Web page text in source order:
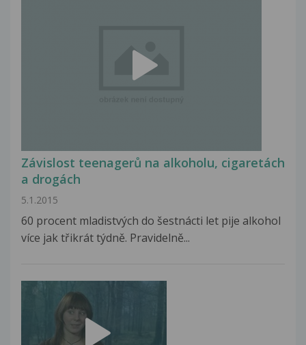
Závislost teenagerů na alkoholu, cigaretách
a drogách
5.1.2015
60 procent mladistvých do šestnácti let pije alkohol
více jak třikrát týdně. Pravidelně...